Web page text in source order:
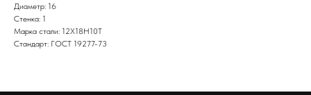
Диаметр: 16
Стенка: 1
Марка стали: 12Х18Н10Т
Стандарт: ГОСТ 19277-73